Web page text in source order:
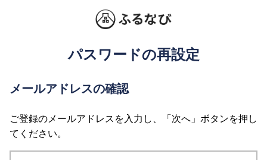
パスワードの再設定
メールアドレスの確認
ご登録のメールアドレスを入力し、「次へ」ボタンを押し
てください。